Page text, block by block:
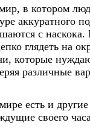
в котором
аккуратного
с наскока.
глядеть на
которые
различные
есть и
своего